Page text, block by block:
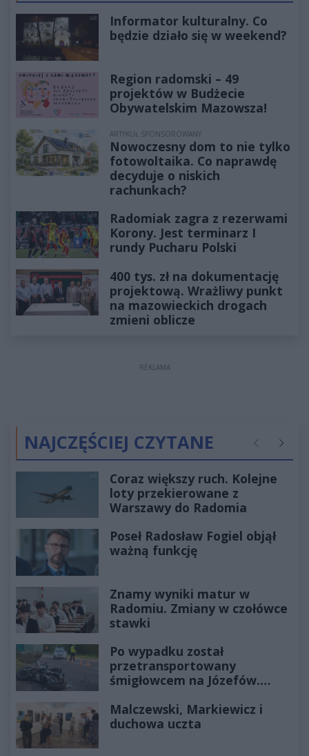
Informator kulturalny. Co
będzie działo się w weekend?
Region radomski – 49
projektów w Budżecie
Obywatelskim Mazowsza!
ARTYKUŁ SPONSOROWANY
Nowoczesny dom to nie tylko
fotowoltaika. Co naprawdę
decyduje o niskich
rachunkach?
Radomiak zagra z rezerwami
Korony. Jest terminarz I
rundy Pucharu Polski
400 tys. zł na dokumentację
projektową. Wrażliwy punkt
na mazowieckich drogach
zmieni oblicze
REKLAMA
NAJCZĘŚCIEJ CZYTANE Poprzednie
Coraz większy ruch. Kolejne
loty przekierowane z
Warszawy do Radomia
Poseł Radosław Fogiel objął
ważną funkcję
Znamy wyniki matur w
Radomiu. Zmiany w czołówce
stawki
Po wypadku został
przetransportowany
śmigłowcem na Józefów.
Malczewski, Markiewicz i
duchowa uczta